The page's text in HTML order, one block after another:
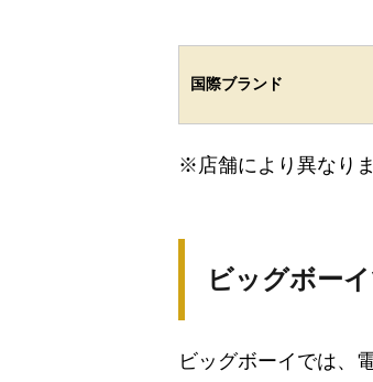
国際ブランド
※店舗により異なりま
ビッグボー
ビッグボーイでは、